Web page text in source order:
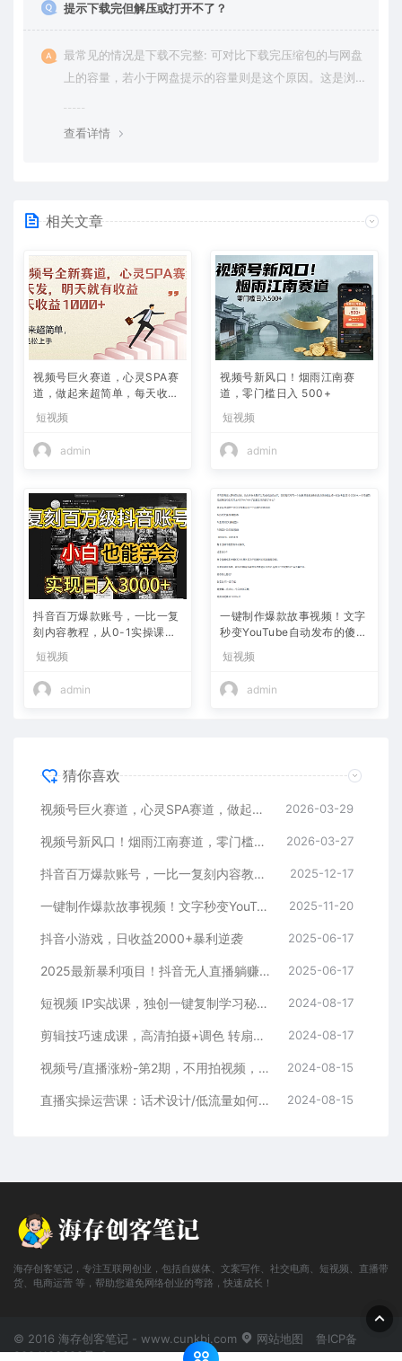
提示下载完但解压或打开不了？
最常见的情况是下载不完整: 可对比下载完压缩包的与网盘
上的容量，若小于网盘提示的容量则是这个原因。这是浏
查看详情
相关文章
视频号巨火赛道，心灵SPA赛
道，做起来超简单，每天收益
800+
短视频
admin
视频号新风口！烟雨江南赛
道，零门槛日入 500+
短视频
admin
抖音百万爆款账号，一比一复
刻内容教程，从0-1实操课，
入10w+
短视频
admin
一键制作爆款故事视频！文字
秒变YouTube自动发布的傻瓜
短视频
admin
猜你喜欢
视频号巨火赛道，心灵SPA赛道，做起来超简单，每天收益800+ 2026-03-29
视频号新风口！烟雨江南赛道，零门槛日入 500+ 2026-03-27
抖音百万爆款账号，一比一复刻内容教程，从0-1实操课，小白也能学会，复制爆款，月入10w+ 2025-12-17
一键制作爆款故事视频！文字秒变YouTube自动发布的傻瓜式教程 2025-11-20
抖音小游戏，日收益2000+暴利逆袭 2025-06-17
2025最新暴利项目！抖音无人直播躺赚攻略！抖音无人直播3.0玩法！0门槛… 2025-06-17
短视频 IP实战课，独创一键复制学习秘籍，转战新领域，月赚五万轻松行 2024-08-17
剪辑技巧速成课，高清拍摄+调色 转扇子，建筑-抠图精通，新手秒变剪辑专家 2024-08-17
视频号/直播涨粉-第2期，不用拍视频，不用卖货，在直播间做菜，就可以搞钱 2024-08-15
直播实操运营课：话术设计/低流量如何提升/话术框架/全场燃爆/非常干货 2024-08-15
海存创客笔记，专注互联网创业，包括自媒体、文案写作、社交电商、短视频、直播带
货、电商运营 等，帮助您避免网络创业的弯路，快速成长！
© 2016 海存创客笔记 - www.cunkbj.com 网站地图
鲁ICP备
2024108698号-2